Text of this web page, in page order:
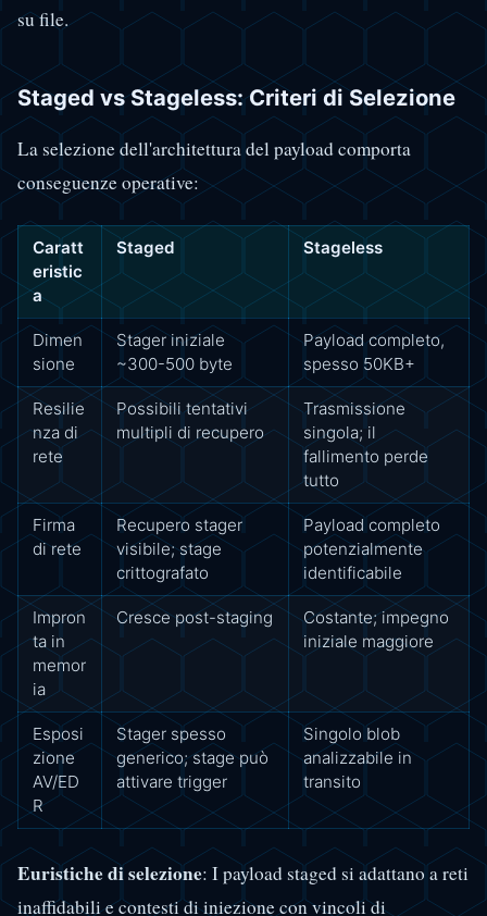
su file.
Staged vs Stageless: Criteri di Selezione
La selezione dell'architettura del payload comporta
conseguenze operative:
Caratt
eristic
a
Staged Stageless
Dimen
sione
Stager iniziale
~300-500 byte
Payload completo,
spesso 50KB+
Resilie
nza di
rete
Possibili tentativi
multipli di recupero
Trasmissione
singola; il
fallimento perde
tutto
Firma
di rete
Recupero stager
visibile; stage
crittografato
Payload completo
potenzialmente
identificabile
Impron
ta in
memor
ia
Cresce post-staging
Costante; impegno
iniziale maggiore
Esposi
zione
AV/ED
R
Stager spesso
generico; stage può
attivare trigger
Singolo blob
analizzabile in
transito
Euristiche di selezione: I payload staged si adattano a reti
inaffidabili e contesti di iniezione con vincoli di